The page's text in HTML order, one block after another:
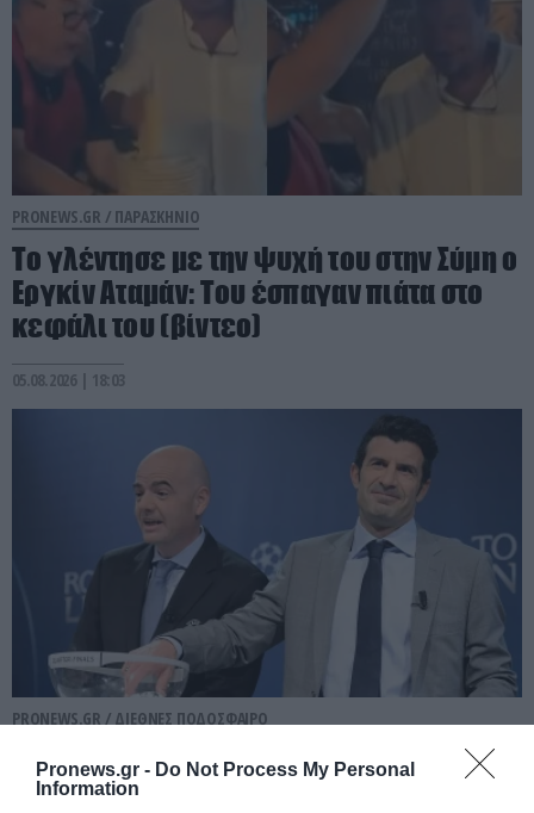
Pronews.gr - Do Not Process My Personal
Information
PRONEWS.GR / ΠΑΡΑΣΚΗΝΙΟ
Το γλέντησε με την ψυχή του στην Σύμη ο
Εργκίν Αταμάν: Του έσπαγαν πιάτα στο
κεφάλι του (βίντεο)
05.08.2026 | 18:03
PRONEWS.GR / ΔΙΕΘΝΕΣ ΠΟΔΟΣΦΑΙΡΟ
Σκληρή γλώσσα από τον Λ.Φίγκο κατά
του Τ.Ινφαντίνο: «Μην το σκεφτεί για τις